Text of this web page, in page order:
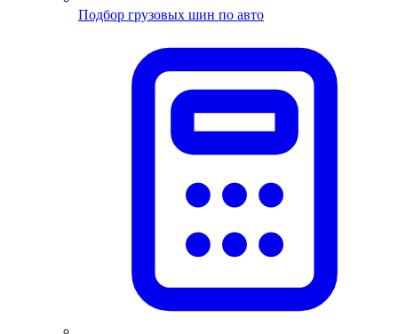
Подбор грузовых шин по авто